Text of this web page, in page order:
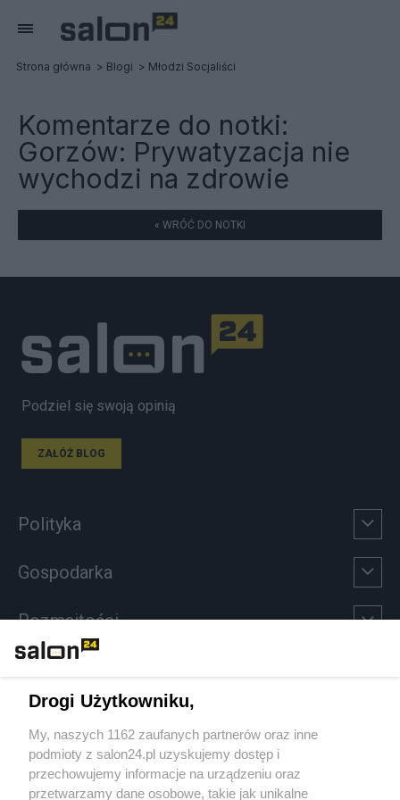
Strona główna Blogi Młodzi Socjaliści
Komentarze do notki:
Gorzów: Prywatyzacja nie
wychodzi na zdrowie
« WRÓĆ DO NOTKI
Podziel się swoją opinią
ZAŁÓŻ BLOG
Polityka
Gospodarka
Rozmaitości
Sport
Społeczeństwo
Drogi Użytkowniku,
My, naszych 1162 zaufanych partnerów oraz inne
podmioty z salon24.pl uzyskujemy dostęp i
przechowujemy informacje na urządzeniu oraz
przetwarzamy dane osobowe, takie jak unikalne